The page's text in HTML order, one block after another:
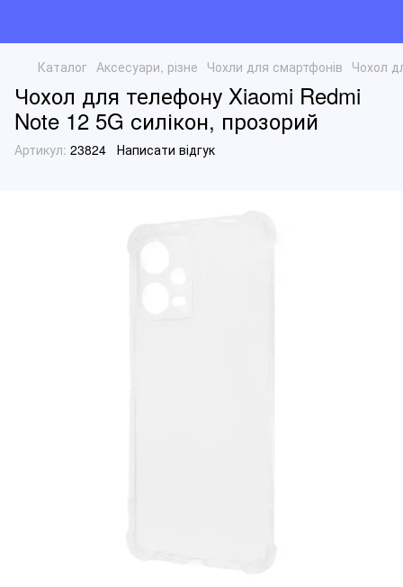
Каталог Аксесуари, різне Чохли для смартфонів Чохол
Чохол для телефону Xiaomi Redmi
Note 12 5G силікон, прозорий
Артикул: 23824 Написати відгук